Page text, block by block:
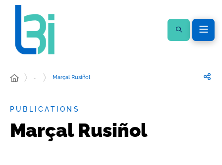
… Marçal Rusiñol
PUBLICATIONS
Marçal Rusiñol